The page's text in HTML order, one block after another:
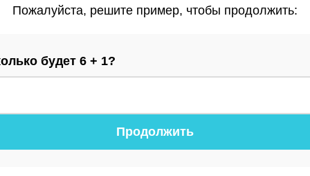
Пожалуйста, решите пример, чтобы продолжить:
будет 6 + 1?
Продолжить